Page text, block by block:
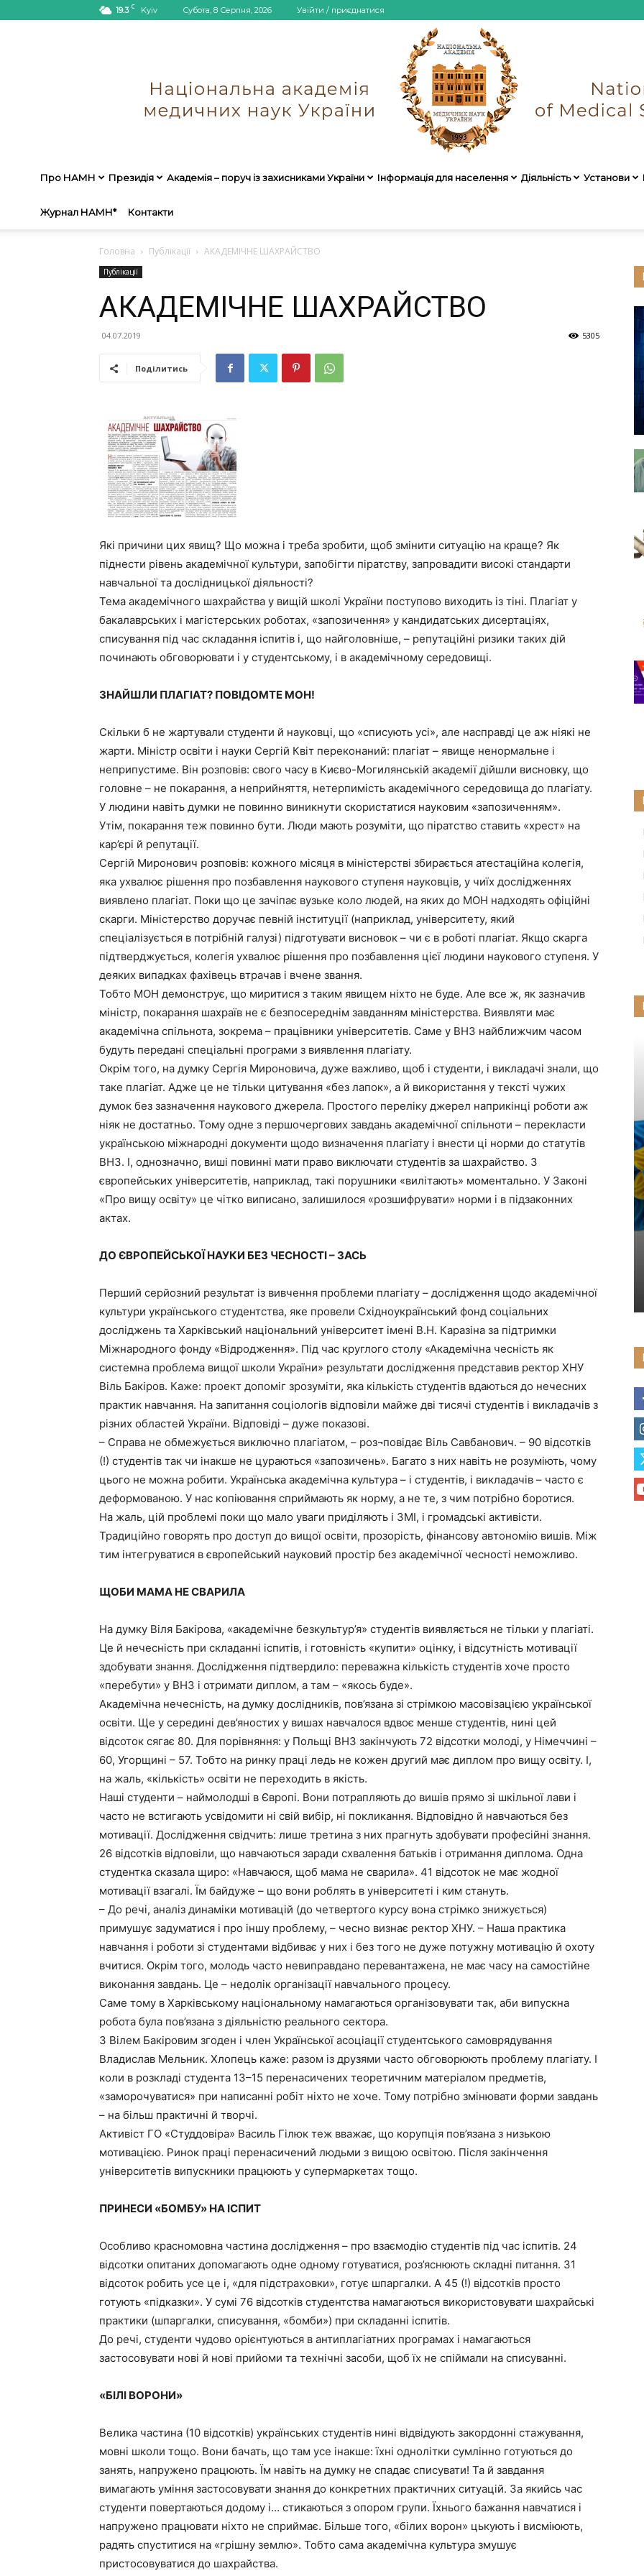
19.3 C Kyiv Субота, 8 Серпня, 2026 Увійти / приєднатися
України
Про НАМН Президія Академія – поруч із захисниками України Інформація для населення Діяльність Установи
Журнал НАМН* Контакти
Головна Публікації АКАДЕМІЧНЕ ШАХРАЙСТВО
Публікації
АКАДЕМІЧНЕ ШАХРАЙСТВО
04.07.2019 5305
Поділитись
Які причини цих явищ? Що можна і треба зробити, щоб змінити ситуацію на краще? Як
піднести рівень академічної культури, запобігти піратству, запровадити високі стандарти
навчальної та дослідницької діяльності?
Тема академічного шахрайства у вищій школі України поступово виходить із тіні. Плагіат у
бакалаврських і магістерських роботах, «запозичення» у кандидатських дисертаціях,
списування під час складання іспитів і, що найголовніше, – репутаційні ризики таких дій
починають обговорювати і у студентському, і в академічному середовищі.
ЗНАЙШЛИ ПЛАГІАТ? ПОВІДОМТЕ МОН!
Скільки б не жартували студенти й науковці, що «списують усі», але насправді це аж ніякі не
жарти. Міністр освіти і науки Сергій Квіт переконаний: плагіат – явище ненормальне і
неприпустиме. Він розповів: свого часу в Києво-Могилянській академії дійшли висновку, що
головне – не покарання, а неприйняття, нетерпимість академічного середовища до плагіату.
У людини навіть думки не повинно виникнути скористатися науковим «запозиченням».
Утім, покарання теж повинно бути. Люди мають розуміти, що піратство ставить «хрест» на
кар’єрі й репутації.
Сергій Миронович розповів: кожного місяця в міністерстві збирається атестаційна колегія,
яка ухвалює рішення про позбавлення наукового ступеня науковців, у чиїх дослідженнях
виявлено плагіат. Поки що це зачіпає вузьке коло людей, на яких до МОН надходять офіційні
скарги. Міністерство доручає певній інституції (наприклад, університету, який
спеціалізується в потрібній галузі) підготувати висновок – чи є в роботі плагіат. Якщо скарга
підтверджується, колегія ухвалює рішення про позбавлення цієї людини наукового ступеня. У
деяких випадках фахівець втрачав і вчене звання.
Тобто МОН демонструє, що миритися з таким явищем ніхто не буде. Але все ж, як зазначив
міністр, покарання шахраїв не є безпосереднім завданням міністерства. Виявляти має
академічна спільнота, зокрема – працівники університетів. Саме у ВНЗ найближчим часом
будуть передані спеціальні програми з виявлення плагіату.
Окрім того, на думку Сергія Мироновича, дуже важливо, щоб і студенти, і викладачі знали, що
таке плагіат. Адже це не тільки цитування «без лапок», а й використання у тексті чужих
думок без зазначення наукового джерела. Простого переліку джерел наприкінці роботи аж
ніяк не достатньо. Тому одне з першочергових завдань академічної спільноти – перекласти
українською міжнародні документи щодо визначення плагіату і внести ці норми до статутів
ВНЗ. І, однозначно, виші повинні мати право виключати студентів за шахрайство. З
європейських університетів, наприклад, такі порушники «вилітають» моментально. У Законі
«Про вищу освіту» це чітко виписано, залишилося «розшифрувати» норми і в підзаконних
актах.
ДО ЄВРОПЕЙСЬКОЇ НАУКИ БЕЗ ЧЕСНОСТІ – ЗАСЬ
Перший серйозний результат із вивчення проблеми плагіату – дослідження щодо академічної
культури українського студентства, яке провели Східноукраїнський фонд соціальних
досліджень та Харківський національний університет імені В.Н. Каразіна за підтримки
Міжнародного фонду «Відродження». Під час круглого столу «Академічна чесність як
системна проблема вищої школи України» результати дослідження представив ректор ХНУ
Віль Бакіров. Каже: проект допоміг зрозуміти, яка кількість студентів вдаються до нечесних
практик навчання. На запитання соціологів відповіли майже дві тисячі студентів і викладачів з
різних областей України. Відповіді – дуже показові.
– Справа не обмежується виключно плагіатом, – роз¬повідає Віль Савбанович. – 90 відсотків
(!) студентів так чи інакше не цураються «запозичень». Багато з них навіть не розуміють, чому
цього не можна робити. Українська академічна культура – і студентів, і викладачів – часто є
деформованою. У нас копіювання сприймають як норму, а не те, з чим потрібно боротися.
На жаль, цій проблемі поки що мало уваги приділяють і ЗМІ, і громадські активісти.
Традиційно говорять про доступ до вищої освіти, прозорість, фінансову автономію вишів. Між
тим інтегруватися в європейський науковий простір без академічної чесності неможливо.
ЩОБИ МАМА НЕ СВАРИЛА
На думку Віля Бакірова, «академічне безкультур’я» студентів виявляється не тільки у плагіаті.
Це й нечесність при складанні іспитів, і готовність «купити» оцінку, і відсутність мотивації
здобувати знання. Дослідження підтвердило: переважна кількість студентів хоче просто
«перебути» у ВНЗ і отримати диплом, а там – «якось буде».
Академічна нечесність, на думку дослідників, пов’язана зі стрімкою масовізацією української
освіти. Ще у середині дев’яностих у вишах навчалося вдвоє менше студентів, нині цей
відсоток сягає 80. Для порівняння: у Польщі ВНЗ закінчують 72 відсотки молоді, у Німеччині –
60, Угорщині – 57. Тобто на ринку праці ледь не кожен другий має диплом про вищу освіту. І,
на жаль, «кількість» освіти не переходить в якість.
Наші студенти – наймолодші в Європі. Вони потрапляють до вишів прямо зі шкільної лави і
часто не встигають усвідомити ні свій вибір, ні покликання. Відповідно й навчаються без
мотивації. Дослідження свідчить: лише третина з них прагнуть здобувати професійні знання.
26 відсотків відповіли, що навчаються заради схвалення батьків і отримання диплома. Одна
студентка сказала щиро: «Навчаюся, щоб мама не сварила». 41 відсоток не має жодної
мотивації взагалі. Їм байдуже – що вони роблять в університеті і ким стануть.
– До речі, аналіз динаміки мотивацій (до четвертого курсу вона стрімко знижується)
примушує задуматися і про іншу проблему, – чесно визнає ректор ХНУ. – Наша практика
навчання і роботи зі студентами відбиває у них і без того не дуже потужну мотивацію й охоту
вчитися. Окрім того, молодь часто невиправдано перевантажена, не має часу на самостійне
виконання завдань. Це – недолік організації навчального процесу.
Саме тому в Харківському національному намагаються організовувати так, аби випускна
робота була пов’язана з діяльністю реального сектора.
З Вілем Бакіровим згоден і член Української асоціації студентського самоврядування
Владислав Мельник. Хлопець каже: разом із друзями часто обговорюють проблему плагіату. І
коли в розкладі студента 13–15 перенасичених теоретичним матеріалом предметів,
«заморочуватися» при написанні робіт ніхто не хоче. Тому потрібно змінювати форми завдань
– на більш практичні й творчі.
Активіст ГО «Студдовіра» Василь Гілюк теж вважає, що корупція пов’язана з низькою
мотивацією. Ринок праці перенасичений людьми з вищою освітою. Після закінчення
університетів випускники працюють у супермаркетах тощо.
ПРИНЕСИ «БОМБУ» НА ІСПИТ
Особливо красномовна частина дослідження – про взаємодію студентів під час іспитів. 24
відсотки опитаних допомагають одне одному готуватися, роз’яснюють складні питання. 31
відсоток робить усе це і, «для підстраховки», готує шпаргалки. А 45 (!) відсотків просто
готують «підказки». У сумі 76 відсотків студентства намагаються використовувати шахрайські
практики (шпаргалки, списування, «бомби») при складанні іспитів.
До речі, студенти чудово орієнтуються в антиплагіатних програмах і намагаються
застосовувати нові й нові прийоми та технічні засоби, щоб їх не спіймали на списуванні.
«БІЛІ ВОРОНИ»
Велика частина (10 відсотків) українських студентів нині відвідують закордонні стажування,
мовні школи тощо. Вони бачать, що там усе інакше: їхні однолітки сумлінно готуються до
занять, напружено працюють. Їм навіть на думку не спадає списувати! Та й завдання
вимагають уміння застосовувати знання до конкретних практичних ситуацій. За якийсь час
студенти повертаються додому і… стикаються з опором групи. Їхнього бажання навчатися і
напружено працювати ніхто не сприймає. Більше того, «білих ворон» цькують і висміюють,
радять спуститися на «грішну землю». Тобто сама академічна культура змушує
пристосовуватися до шахрайства.